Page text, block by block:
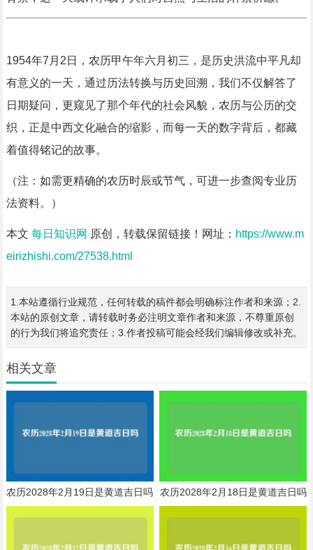
1954年7月2日，农历甲午年六月初三，是历史洪流中平凡却
有意义的一天，通过历法转换与历史回溯，我们不仅解答了
日期疑问，更窥见了那个年代的社会风貌，农历与公历的交
织，正是中西文化融合的缩影，而每一天的数字背后，都藏
着值得铭记的故事。
（注：如需更精确的农历时辰或节气，可进一步查阅专业历
法资料。）
本文 每日知识网 原创，转载保留链接！网址： https://www.m
eirizhishi.com/27538.html
1.本站遵循行业规范，任何转载的稿件都会明确标注作者和来源；2.
本站的原创文章，请转载时务必注明文章作者和来源，不尊重原创
的行为我们将追究责任；3.作者投稿可能会经我们编辑修改或补充。
相关文章
农历2028年2月19日是黄道吉日吗 农历2028年2月18日是黄道吉日吗